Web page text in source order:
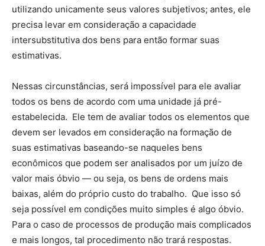
utilizando unicamente seus valores subjetivos; antes, ele
precisa levar em consideração a capacidade
intersubstitutiva dos bens para então formar suas
estimativas.
Nessas circunstâncias, será impossível para ele avaliar
todos os bens de acordo com uma unidade já pré-
estabelecida. Ele tem de avaliar todos os elementos que
devem ser levados em consideração na formação de
suas estimativas baseando-se naqueles bens
econômicos que podem ser analisados por um juízo de
valor mais óbvio — ou seja, os bens de ordens mais
baixas, além do próprio custo do trabalho. Que isso só
seja possível em condições muito simples é algo óbvio.
Para o caso de processos de produção mais complicados
e mais longos, tal procedimento não trará respostas.